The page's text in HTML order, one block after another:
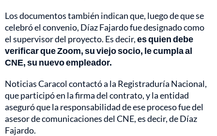
Los documentos también indican que, luego de que se
celebró el convenio, Díaz Fajardo fue designado como
el supervisor del proyecto. Es decir,es quien debe
verificar que Zoom, su viejo socio, le cumpla al
CNE, su nuevo empleador.
Noticias Caracol contactó a la Registraduría Nacional,
que participó en la firma del contrato, y la entidad
aseguró que la responsabilidad de ese proceso fue del
asesor de comunicaciones del CNE, es decir, de Díaz
Fajardo.